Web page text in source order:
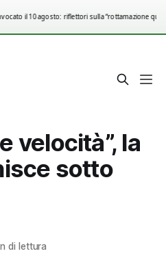
il 10 agosto: riflettori sulla “rottamazione
velocità”, la
sotto
di lettura